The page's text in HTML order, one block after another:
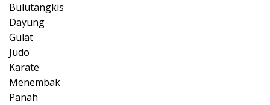
Bulutangkis
Dayung
Gulat
Judo
Karate
Menembak
Panah